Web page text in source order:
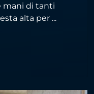
mani di tanti
alta per ...